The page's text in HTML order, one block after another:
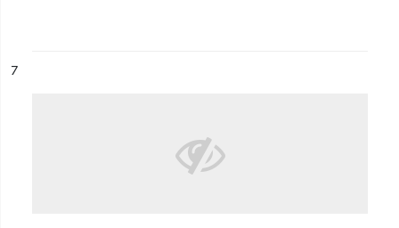
n°
7